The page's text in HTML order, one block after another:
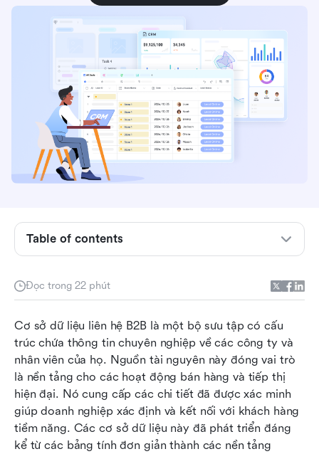
Đọc trong 22 phút
Cơ sở dữ liệu liên hệ B2B là một bộ sưu tập có cấu
trúc chứa thông tin chuyên nghiệp về các công ty và
nhân viên của họ. Nguồn tài nguyên này đóng vai trò
là nền tảng cho các hoạt động bán hàng và tiếp thị
hiện đại. Nó cung cấp các chi tiết đã được xác minh
giúp doanh nghiệp xác định và kết nối với khách hàng
tiềm năng. Các cơ sở dữ liệu này đã phát triển đáng
kể từ các bảng tính đơn giản thành các nền tảng
Table of contents
Cơ sở dữ liệu liên hệ B2B là gì
chất lượng
So sánh các công cụ cơ sở dữ liệu liên hệ B2B
tốt nhất
Những tính năng chính mà công cụ cơ sở dữ liệu
liên hệ B2B phải có
Cách chọn công cụ cơ sở dữ liệu liên hệ B2B